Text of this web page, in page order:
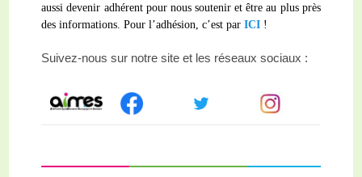
aussi devenir adhérent pour nous soutenir et être au plus près
des informations. Pour l’adhésion, c’est parICI !
Suivez-nous sur notre site et les réseaux sociaux :